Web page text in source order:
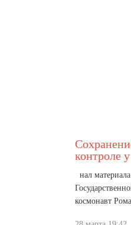
контроле
нал
космонавт